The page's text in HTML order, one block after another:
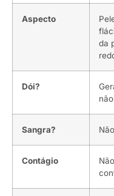
Aspecto
da
Dói?
não
Sangra? Não
Contágio
Não